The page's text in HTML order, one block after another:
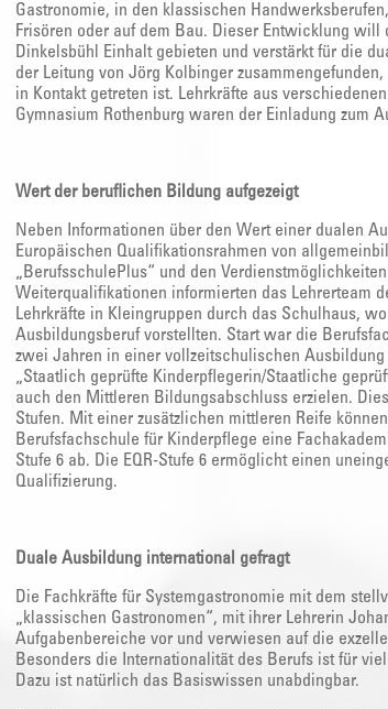
Gastronomie, in den klassischen
Frisören oder auf dem Bau. Dieser Entwicklung
Dinkelsbühl Einhalt gebieten und verstärkt für die
der Leitung von Jörg Kolbinger
in Kontakt getreten ist. Lehrkräfte aus
Gymnasium Rothenburg waren der Einladung zum
Wert der beruflichen Bildung aufgezeigt
Neben Informationen über den Wert einer dualen
Europäischen Qualifikationsrahmen von
„BerufsschulePlus“ und den
Weiterqualifikationen informierten das Lehrerteam
Lehrkräfte in Kleingruppen durch das Schulhaus,
Ausbildungsberuf vorstellten. Start war die
zwei Jahren in einer vollzeitschulischen
„Staatlich geprüfte Kinderpflegerin/Staatliche
auch den Mittleren Bildungsabschluss erzielen.
Stufen. Mit einer zusätzlichen mittleren Reife
Berufsfachschule für Kinderpflege eine
Stufe 6 ab. Die EQR-Stufe 6 ermöglicht einen
Qualifizierung.
Duale Ausbildung international gefragt
Die Fachkräfte für Systemgastronomie mit dem
„klassischen Gastronomen“, mit ihrer Lehrerin
Aufgabenbereiche vor und verwiesen auf die
Besonders die Internationalität des Berufs ist für
Dazu ist natürlich das Basiswissen unabdingbar.